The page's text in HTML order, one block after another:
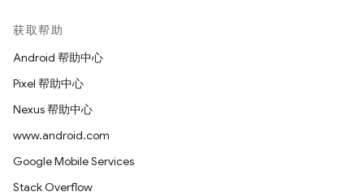
获取帮助
Android 帮助中心
Pixel 帮助中心
Nexus 帮助中心
www.android.com
Google Mobile Services
Stack Overflow